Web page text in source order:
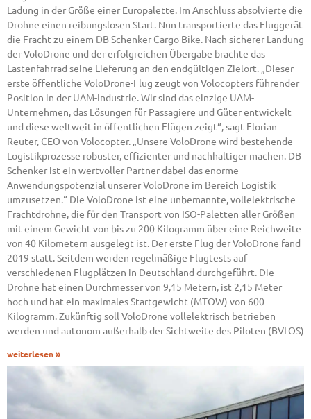
Ladung in der Größe einer Europalette. Im Anschluss absolvierte die
Drohne einen reibungslosen Start. Nun transportierte das Fluggerät
die Fracht zu einem DB Schenker Cargo Bike. Nach sicherer Landung
der VoloDrone und der erfolgreichen Übergabe brachte das
Lastenfahrrad seine Lieferung an den endgültigen Zielort. „Dieser
erste öffentliche VoloDrone-Flug zeugt von Volocopters führender
Position in der UAM-Industrie. Wir sind das einzige UAM-
Unternehmen, das Lösungen für Passagiere und Güter entwickelt
und diese weltweit in öffentlichen Flügen zeigt“, sagt Florian
Reuter, CEO von Volocopter. „Unsere VoloDrone wird bestehende
Logistikprozesse robuster, effizienter und nachhaltiger machen. DB
Schenker ist ein wertvoller Partner dabei das enorme
Anwendungspotenzial unserer VoloDrone im Bereich Logistik
umzusetzen.“ Die VoloDrone ist eine unbemannte, vollelektrische
Frachtdrohne, die für den Transport von ISO-Paletten aller Größen
mit einem Gewicht von bis zu 200 Kilogramm über eine Reichweite
von 40 Kilometern ausgelegt ist. Der erste Flug der VoloDrone fand
2019 statt. Seitdem werden regelmäßige Flugtests auf
verschiedenen Flugplätzen in Deutschland durchgeführt. Die
Drohne hat einen Durchmesser von 9,15 Metern, ist 2,15 Meter
hoch und hat ein maximales Startgewicht (MTOW) von 600
Kilogramm. Zukünftig soll VoloDrone vollelektrisch betrieben
werden und autonom außerhalb der Sichtweite des Piloten (BVLOS)
weiterlesen »